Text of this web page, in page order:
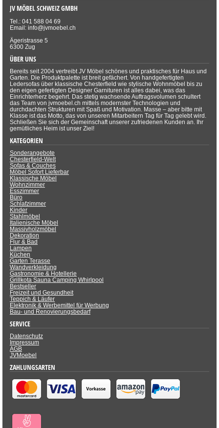
JV MÖBEL SCHWEIZ GMBH
Tel.: 041 588 04 69
Email: info@jvmoebel.ch
Ägeristrasse 5
6300 Zug
ÜBER UNS
Bereits seit 2004 vertreibt JV Möbel schönes und praktisches für Haus und
Garten. Die Produktpalette ist breit gefächert. Von handgefertigten
Ledersofas über klassische Chesterfield wie stylische Wohnmöbel bis zu
den eigen gefertigten Designer Garnituren ist alles dabei, was das
Einrichterherz begehrt. Das stetig wachsende Auftragsvolumen schultert
das Team von jvmoebel.ch mittels modernster Technologien und
durchdachten Strukturen mit Spaß und Motivation. Masse – aber bitte mit
Klasse ist das Motto, das von unseren Mitarbeitern Tag für Tag gelebt wird.
Schließen Sie sich der Gemeinschaft unserer zufriedenen Kunden an. Ihr
gemütliches Heim ist unser Ziel!
KATEGORIEN
Sonderangebote
Chesterfield-Welt
Sofas & Couches
Möbel Sofort Lieferbar
Klassische Möbel
Wohnzimmer
Esszimmer
Büro
Schlafzimmer
Kinder
Stahlmöbel
Italienische Möbel
Massivholzmöbel
Dekoration
Flur & Bad
Lampen
Küchen
Garten Terasse
Wandverkleidung
Gastronomie & Hotellerie
Grillkota Sauna Camping Whirlpool
Bestseller
Freizeit und Gesundheit
Teppich & Läufer
Elektronik & Werbemittel für Werbung
Bau- und Renovierungsbedarf
SERVICE
Datenschutz
Impressum
AGB
JVMoebel
ZAHLUNGSARTEN